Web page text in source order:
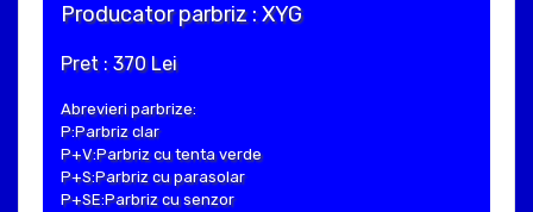
Producator parbriz : XYG
Pret : 370 Lei
Abrevieri parbrize:
P:Parbriz clar
P+V:Parbriz cu tenta verde
P+S:Parbriz cu parasolar
P+SE:Parbriz cu senzor